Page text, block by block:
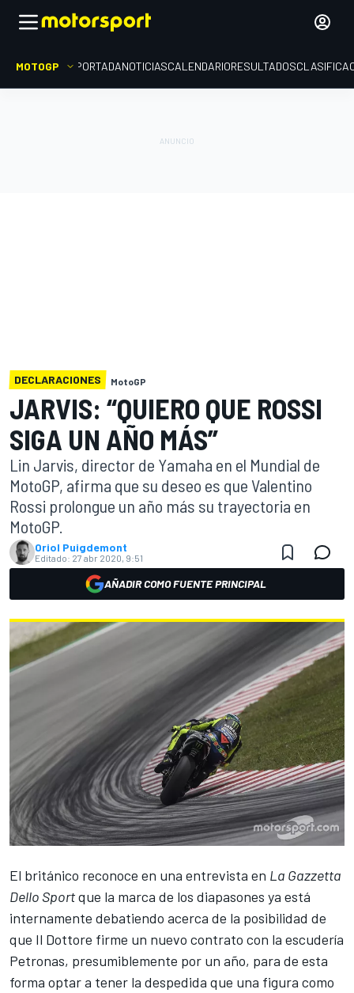
MOTOGP PORTADANOTICIASCALENDARIORESULTADOS
DECLARACIONES MotoGP
JARVIS: “QUIERO QUE ROSSI
SIGA UN AÑO MÁS”
Lin Jarvis, director de Yamaha en el Mundial de
MotoGP, afirma que su deseo es que Valentino
Rossi prolongue un año más su trayectoria en
MotoGP.
Oriol Puigdemont
Editado: 27 abr 2020, 9:51
AÑADIR COMO FUENTE PRINCIPAL
El británico reconoce en una entrevista en La Gazzetta
Dello Sportque la marca de los diapasones ya está
internamente debatiendo acerca de la posibilidad de
que Il Dottore firme un nuevo contrato con la escudería
Petronas, presumiblemente por un año, para de esta
forma optar a tener la despedida que una figura como